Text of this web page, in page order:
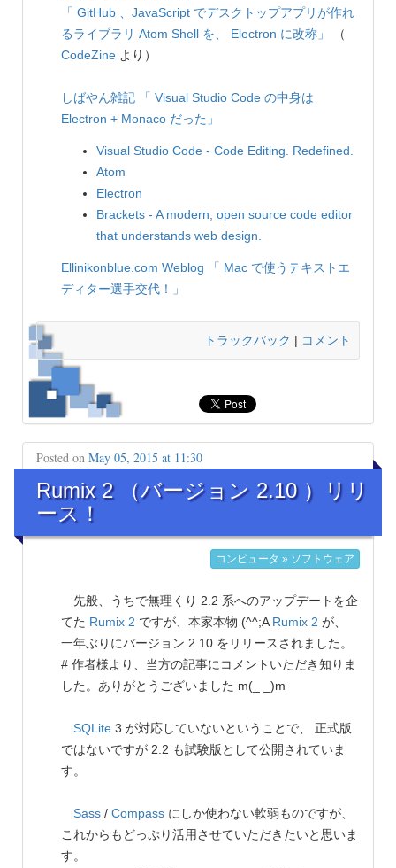
「 GitHub 、JavaScript でデスクトップアプリが作れ
るライブラリ Atom Shell を、 Electron に改称」
（
CodeZine より）
しばやん雑記
「 Visual Studio Code の中身は
Electron + Monaco だった」
Visual Studio Code - Code Editing. Redefined.
Atom
Electron
Brackets - A modern, open source code editor
that understands web design.
Ellinikonblue.com Weblog
「 Mac で使うテキストエ
ディター選手交代！」
トラックバック | コメント
Posted on May 05, 2015 at 11:30
Rumix 2 （バージョン 2.10 ）リリ
ース！
コンピュータ » ソフトウェア
先般、うちで無理くり 2.2 系へのアップデートを企
てた Rumix 2 ですが、本家本物 (^^;A Rumix 2 が、
一年ぶりにバージョン 2.10 をリリースされました。
# 作者様より、当方の記事にコメントいただき知りま
した。ありがとうございました m(_ _)m
SQLite 3 が対応していないということで、 正式版
ではないですが 2.2 も試験版として公開されていま
す。
Sass / Compass にしか使わない軟弱ものですが、
これからもどっぷり活用させていただきたいと思いま
す。